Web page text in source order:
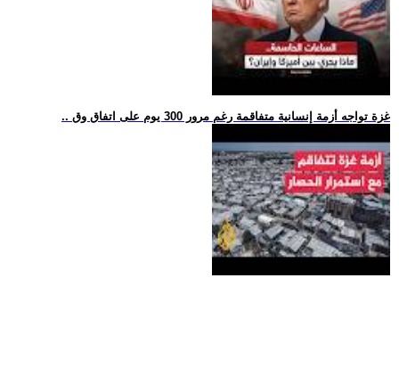
.. غزة تواجه أزمة إنسانية متفاقمة رغم مرور 300 يوم على اتفاق وق